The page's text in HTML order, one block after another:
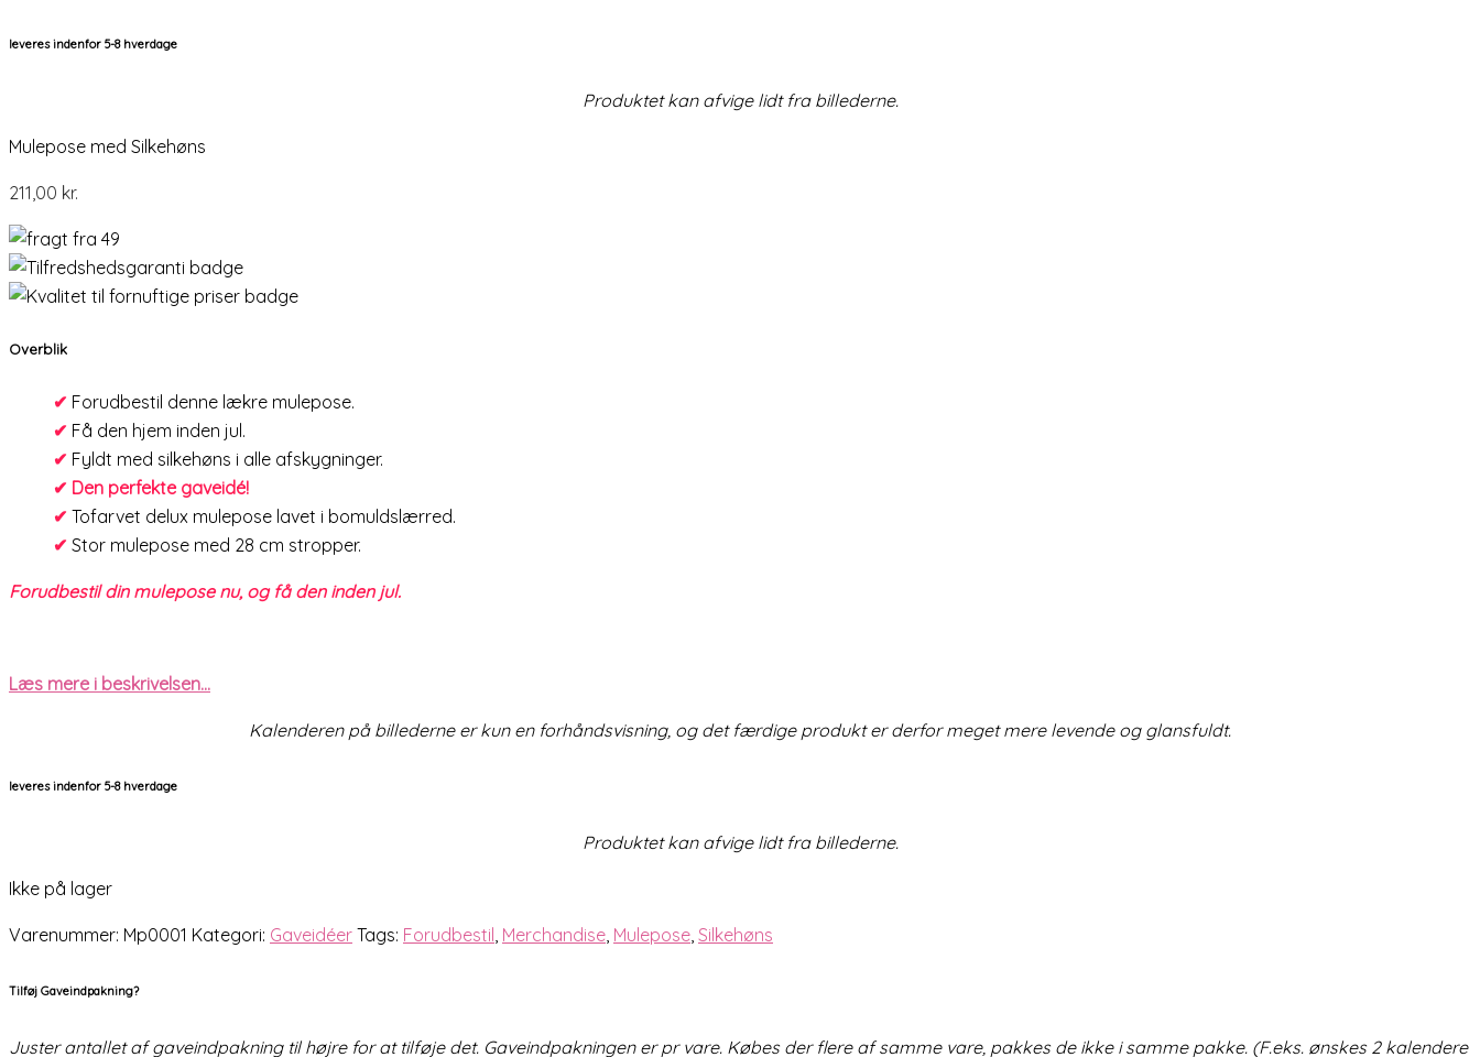
leveres indenfor 5-8 hverdage
Produktet kan afvige lidt fra billederne.
Mulepose med Silkehøns
211,00 kr.
Overblik
✔ Forudbestil denne lækre mulepose.
✔ Få den hjem inden jul.
✔ Fyldt med silkehøns i alle afskygninger.
✔ Den perfekte gaveidé!
✔ Tofarvet delux mulepose lavet i bomuldslærred.
✔ Stor mulepose med 28 cm stropper.
Forudbestil din mulepose nu, og få den inden jul.
Læs mere i beskrivelsen…
Kalenderen på billederne er kun en forhåndsvisning, og det færdige produkt er derfor meget mere levende og glansfuldt.
leveres indenfor 5-8 hverdage
Produktet kan afvige lidt fra billederne.
Ikke på lager
Varenummer: Mp0001 Kategori: Gaveidéer Tags: Forudbestil, Merchandise, Mulepose, Silkehøns
Tilføj Gaveindpakning?
Juster antallet af gaveindpakning til højre for at tilføje det. Gaveindpakningen er pr vare. Købes der flere af samme vare, pakkes de ikke i samme pakke. (F.eks. ønskes 2 kalendere